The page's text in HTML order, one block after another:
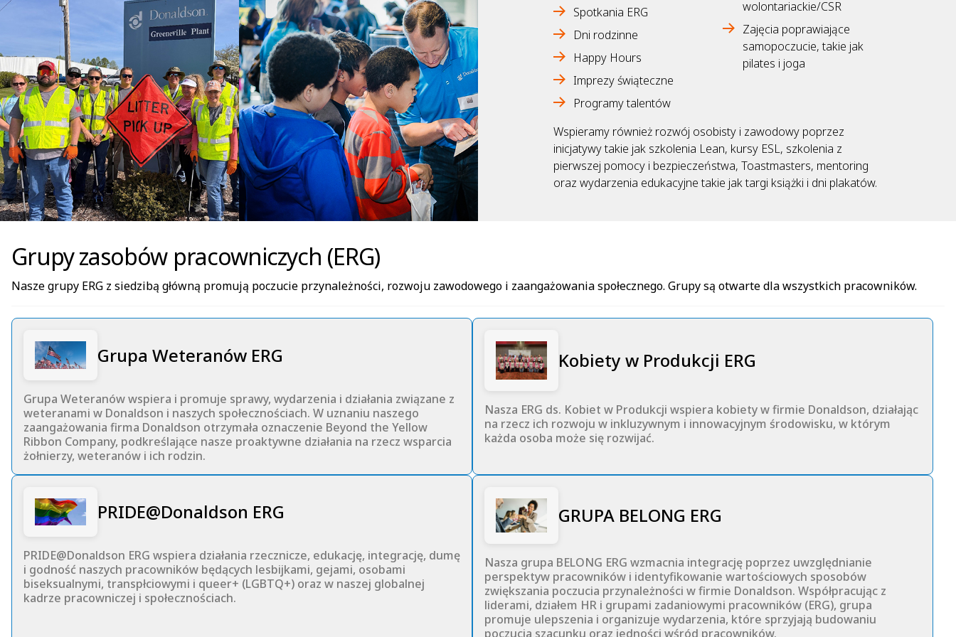
Spotkania ERG
Dni rodzinne
Happy Hours
Imprezy świąteczne
Programy talentów
wolontariackie/CSR
Zajęcia poprawiające
samopoczucie, takie jak
pilates i joga
Wspieramy również rozwój osobisty i zawodowy poprzez
inicjatywy takie jak szkolenia Lean, kursy ESL, szkolenia z
pierwszej pomocy i bezpieczeństwa, Toastmasters, mentoring
oraz wydarzenia edukacyjne takie jak targi książki i dni plakatów.
Grupy zasobów pracowniczych (ERG)
Nasze grupy ERG z siedzibą główną promują poczucie przynależności, rozwoju zawodowego i zaangażowania społecznego. Grupy są otwarte dla wszystkich pracowników.
Grupa Weteranów ERG
Grupa Weteranów wspiera i promuje sprawy, wydarzenia i działania związane z
weteranami w Donaldson i naszych społecznościach. W uznaniu naszego
zaangażowania firma Donaldson otrzymała oznaczenie Beyond the Yellow
Ribbon Company, podkreślające nasze proaktywne działania na rzecz wsparcia
żołnierzy, weteranów i ich rodzin.
Kobiety w Produkcji ERG
Nasza ERG ds. Kobiet w Produkcji wspiera kobiety w firmie Donaldson, działając
na rzecz ich rozwoju w inkluzywnym i innowacyjnym środowisku, w którym
każda osoba może się rozwijać.
PRIDE@Donaldson ERG
PRIDE@Donaldson ERG wspiera działania rzecznicze, edukację, integrację, dumę
i godność naszych pracowników będących lesbijkami, gejami, osobami
biseksualnymi, transpłciowymi i queer+ (LGBTQ+) oraz w naszej globalnej
kadrze pracowniczej i społecznościach.
GRUPA BELONG ERG
Nasza grupa BELONG ERG wzmacnia integrację poprzez uwzględnianie
perspektyw pracowników i identyfikowanie wartościowych sposobów
zwiększania poczucia przynależności w firmie Donaldson. Współpracując z
liderami, działem HR i grupami zadaniowymi pracowników (ERG), grupa
promuje ulepszenia i organizuje wydarzenia, które sprzyjają budowaniu
poczucia szacunku oraz jedności wśród pracowników.